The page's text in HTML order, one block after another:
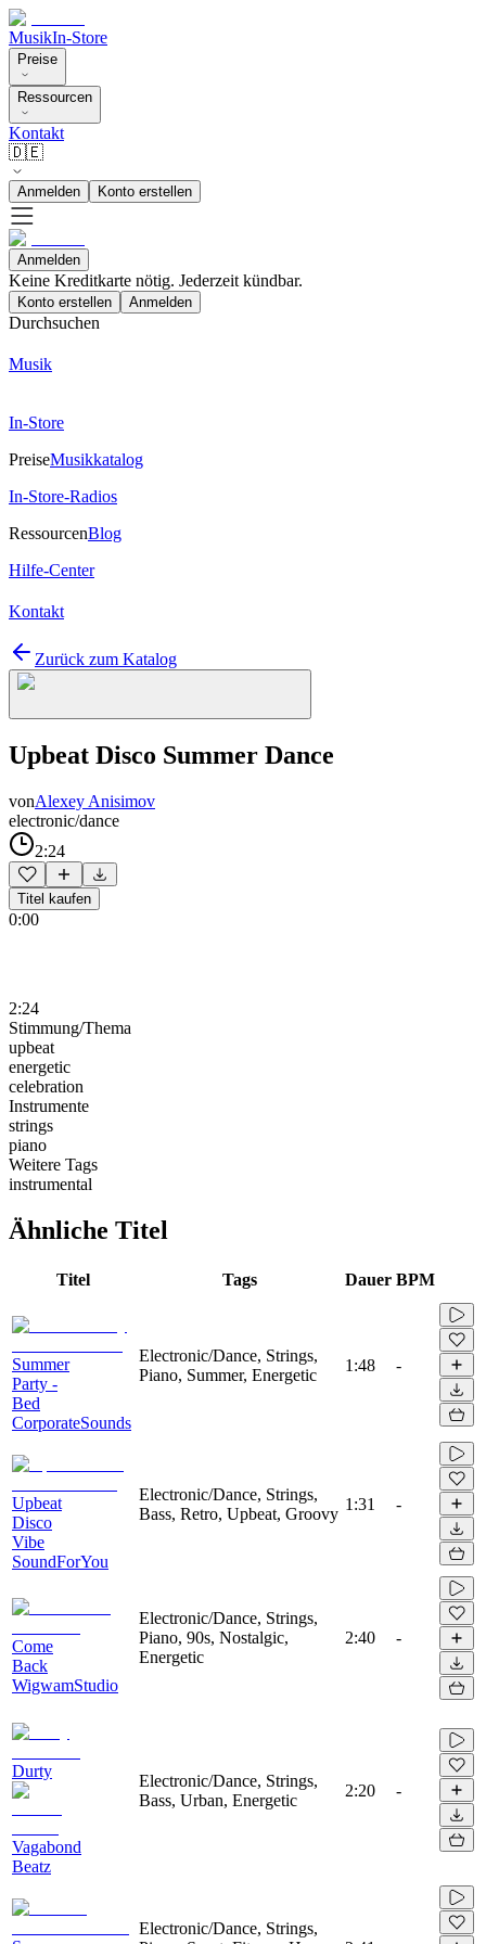
MusikIn-Store
Preise
Ressourcen
Kontakt
🇩🇪
Anmelden Konto erstellen
Anmelden
Keine Kreditkarte nötig. Jederzeit kündbar.
Konto erstellen Anmelden
Durchsuchen
Musik
In-Store
PreiseMusikkatalog
In-Store-Radios
RessourcenBlog
Hilfe-Center
Kontakt
Zurück zum Katalog
Upbeat Disco Summer Dance
vonAlexey Anisimov
electronic/dance
2:24
Titel kaufen
0:00
2:24
Stimmung/Thema
upbeat
energetic
celebration
Instrumente
strings
piano
Weitere Tags
instrumental
Ähnliche Titel
Titel Tags Dauer BPM
Summer
Party -
Bed
CorporateSounds
Electronic/Dance, Strings,
Piano, Summer, Energetic
1:48 -
Upbeat
Disco
Vibe
SoundForYou
Electronic/Dance, Strings,
Bass, Retro, Upbeat, Groovy
1:31 -
Come
Back
WigwamStudio
Electronic/Dance, Strings,
Piano, 90s, Nostalgic,
Energetic
2:40 -
Durty
Vagabond
Beatz
Electronic/Dance, Strings,
Bass, Urban, Energetic
2:20 -
Electronic/Dance, Strings,